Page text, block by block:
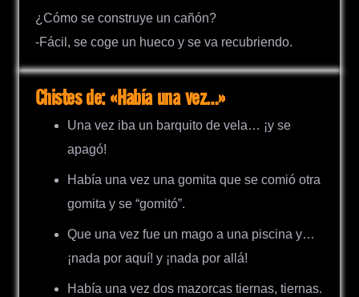
¿Cómo se construye un cañón?
-Fácil, se coge un hueco y se va recubriendo.
Chistes de: «Había una vez…»
Una vez iba un barquito de vela… ¡y se
apagó!
Había una vez una gomita que se comió otra
gomita y se “gomitó”.
Que una vez fue un mago a una piscina y…
¡nada por aquí! y ¡nada por allá!
Había una vez dos mazorcas tiernas, tiernas.